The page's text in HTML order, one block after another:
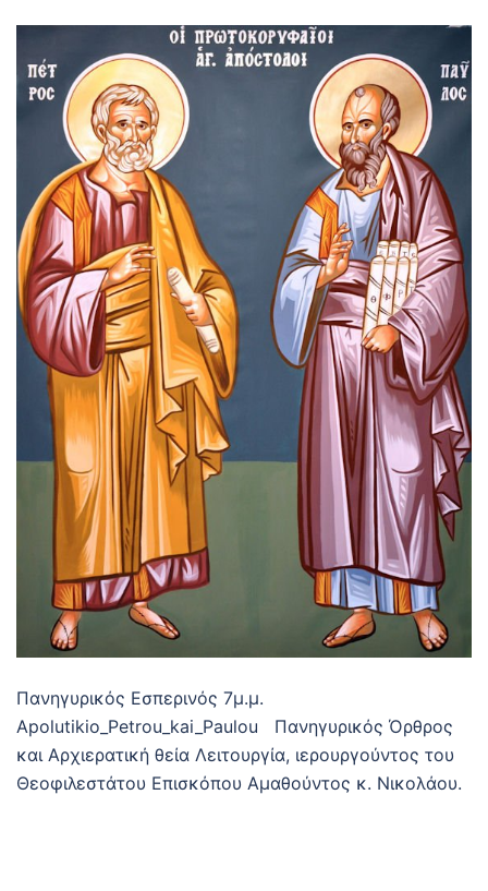
Πανηγυρικός Εσπερινός 7μ.μ.
Apolutikio_Petrou_kai_Paulou Πανηγυρικός Όρθρος
και Αρχιερατική θεία Λειτουργία, ιερουργούντος του
Θεοφιλεστάτου Επισκόπου Αμαθούντος κ. Νικολάου.